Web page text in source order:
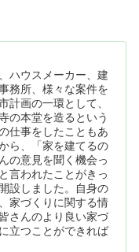
ハウスメーカー、建
務所、様々な案件を
計画の一環として、
の本堂を造るという
仕事をしたこともあ
ら、「家を建てるの
の意見を聞く機会っ
言われたことがきっ
設しました。自身の
家づくりに関する情
さんのより良い家づ
立つことができれば